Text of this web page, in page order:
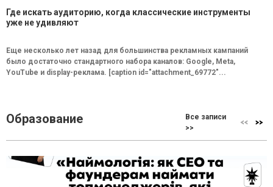
Где искать аудиторию, когда классические инструменты
уже не удивляют
Еще несколько лет назад для большинства рекламных кампаний
было достаточно стандартного набора каналов: Google, Meta,
YouTube и display-реклама. [caption id="attachment_69772"...
Образование
Все записи
>>